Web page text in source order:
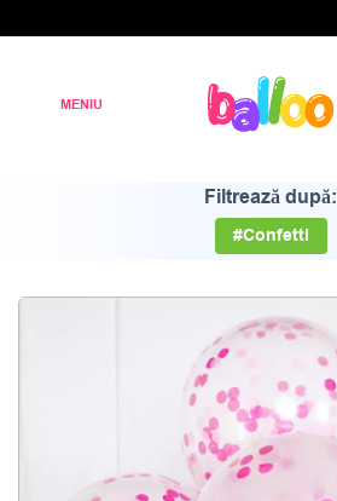
Filtrează după:
#Confetti